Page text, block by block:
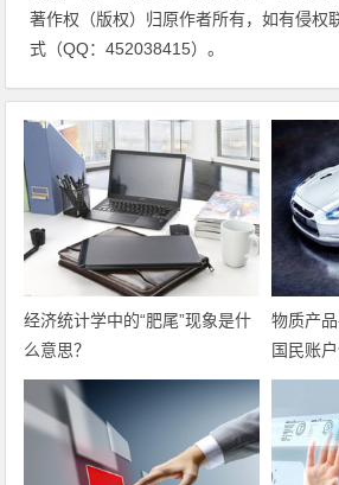
著作权（版权）归原作者所有，如有侵权
式（QQ：452038415）。
经济统计学中的“肥尾”现象是什
么意思？
物质产
国民账